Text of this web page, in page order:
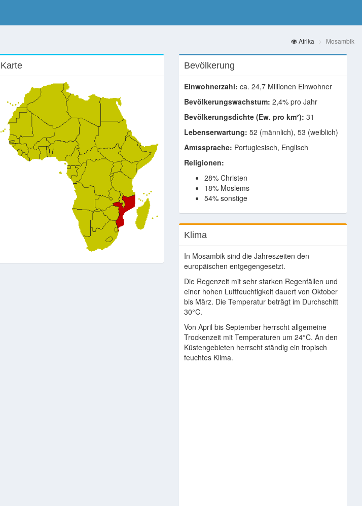
Afrika Mosambik
Karte Bevölkerung
Einwohnerzahl: ca. 24,7 Millionen Einwohner
Bevölkerungswachstum: 2,4% pro Jahr
Bevölkerungsdichte (Ew. pro km²): 31
Lebenserwartung: 52 (männlich), 53 (weiblich)
Amtssprache: Portugiesisch, Englisch
Religionen:
28% Christen
18% Moslems
54% sonstige
Klima
In Mosambik sind die Jahreszeiten den
europäischen entgegengesetzt.
Die Regenzeit mit sehr starken Regenfällen und
einer hohen Luftfeuchtigkeit dauert von Oktober
bis März. Die Temperatur beträgt im Durchschitt
30°C.
Von April bis September herrscht allgemeine
Trockenzeit mit Temperaturen um 24°C. An den
Küstengebieten herrscht ständig ein tropisch
feuchtes Klima.